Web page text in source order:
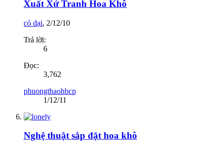
Xuất Xứ Tranh Hoa Khô
cỏ dại, 2/12/10
Trả lời:
6
Đọc:
3,762
phuongthaohbcp
1/12/11
Nghệ thuật sắp đặt hoa khô